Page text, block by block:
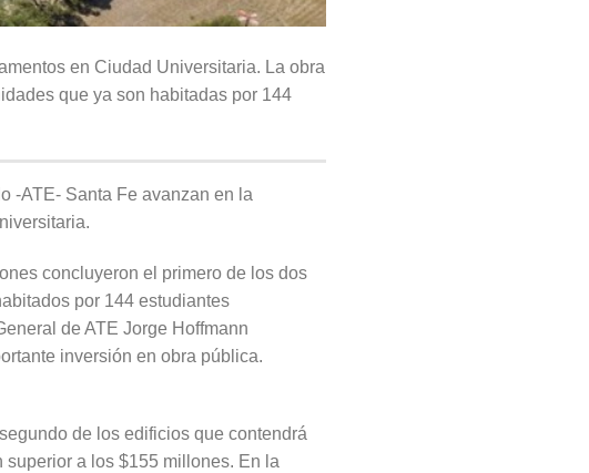
en Ciudad Universitaria. La obra
que ya son habitadas por 144
-ATE- Santa Fe avanzan en la
concluyeron el primero de los dos
por 144 estudiantes
de ATE Jorge Hoffmann
inversión en obra pública.
de los edificios que contendrá
a los $155 millones. En la